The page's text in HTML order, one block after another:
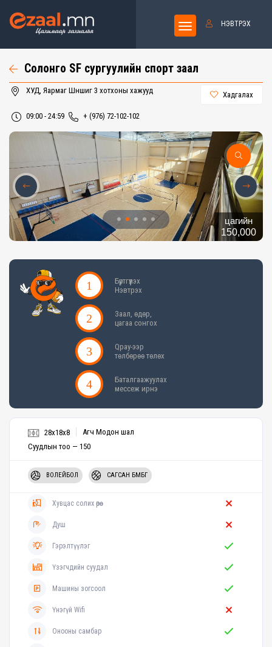
НЭВТРЭХ
Солонго SF сургуулийн спорт заал
Хадгалах
ХУД, Яармаг Шүншиг 3 хотхоны хажууд
09:00 - 24:59 + (976) 72-102-102
цагийн
150,000
Бүртгүүлэх
Нэвтрэх
Заал, өдөр,
цагаа сонгох
Qpay-ээр
төлбөрөө төлөх
Баталгаажуулах
мессеж ирнэ
28x18x8
Агч Модон шал
Суудлын тоо — 150
ВОЛЕЙБОЛ САГСАН БӨМБӨГ
Хувцас солих өрөө
Душ
Гэрэлтүүлэг
Үзэгчдийн суудал
Машины зогсоол
Үнэгүй Wifi
Онооны самбар